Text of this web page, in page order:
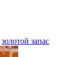
золотой запас